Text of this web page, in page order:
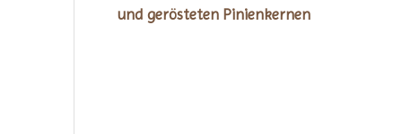
und gerösteten Pinienkernen